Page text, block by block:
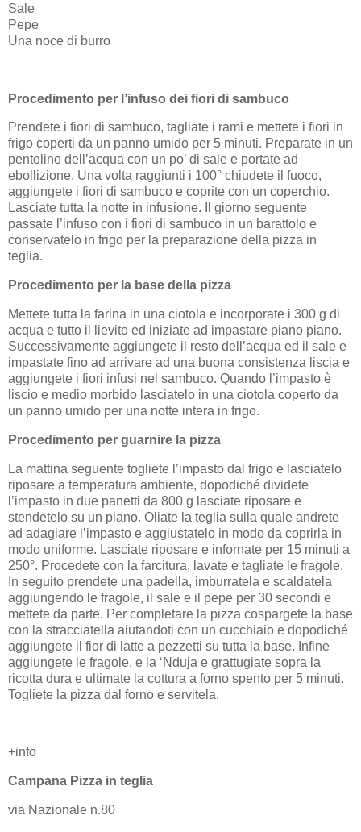
Sale
Pepe
Una noce di burro
Procedimento per l ’infuso dei fiori di sambuco
Prendete i fiori di sambuco, tagliate i rami e mettete i fiori in
frigo coperti da un panno umido per 5 minuti. Preparate in un
pentolino dell’acqua con un po’ di sale e portate ad
ebollizione. Una volta raggiunti i 100° chiudete il fuoco,
aggiungete i fiori di sambuco e coprite con un coperchio.
Lasciate tutta la notte in infusione. Il giorno seguente
passate l’infuso con i fiori di sambuco in un barattolo e
conservatelo in frigo per la preparazione della pizza in
teglia.
Procedimento per la base della pizza
Mettete tutta la farina in una ciotola e incorporate i 300 g di
acqua e tutto il lievito ed iniziate ad impastare piano piano.
Successivamente aggiungete il resto dell’acqua ed il sale e
impastate fino ad arrivare ad una buona consistenza liscia e
aggiungete i fiori infusi nel sambuco. Quando l’impasto è
liscio e medio morbido lasciatelo in una ciotola coperto da
un panno umido per una notte intera in frigo.
Procedimento per guarnire la pizza
La mattina seguente togliete l’impasto dal frigo e lasciatelo
riposare a temperatura ambiente, dopodiché dividete
l’impasto in due panetti da 800 g lasciate riposare e
stendetelo su un piano. Oliate la teglia sulla quale andrete
ad adagiare l’impasto e aggiustatelo in modo da coprirla in
modo uniforme. Lasciate riposare e infornate per 15 minuti a
250°. Procedete con la farcitura, lavate e tagliate le fragole.
In seguito prendete una padella, imburratela e scaldatela
aggiungendo le fragole, il sale e il pepe per 30 secondi e
mettete da parte. Per completare la pizza cospargete la base
con la stracciatella aiutandoti con un cucchiaio e dopodiché
aggiungete il fior di latte a pezzetti su tutta la base. Infine
aggiungete le fragole, e la ‘Nduja e grattugiate sopra la
ricotta dura e ultimate la cottura a forno spento per 5 minuti.
Togliete la pizza dal forno e servitela.
+info
Campana Pizza in teglia
via Nazionale n.80